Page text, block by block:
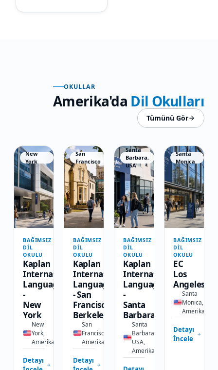
OKULLAR
Amerika'da Dil Okulları
Tümünü Gör
New
York
BAĞIMSIZ
DIL
OKULU
Kaplan
International
Languages
-
New
York
New
York,
Amerika
Detayı
San
Francisco
BAĞIMSIZ
DIL
OKULU
Kaplan
International
Languages
- San
Francisco,
Berkeley
San
Francisco,
Amerika
Detayı
Santa
Barbara,
USA
BAĞIMSIZ
DIL
OKULU
Kaplan
International
Languages
-
Santa
Barbara
Santa
Barbara,
USA,
Amerika
Santa
Monica
BAĞIMSIZ
DIL
OKULU
EC
Los
Angeles
Santa
Monica,
Amerika
Detayı
İncele